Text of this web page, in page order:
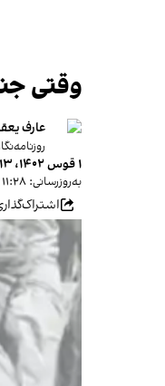
وقتی
عارف
۱ قوس ۱۴۰۲، ۱۵:۱۳ (‎+۰ گرینویچ)
به‌روزرسانی: ۱۱:۲۸ (‎+۰ گرینویچ)